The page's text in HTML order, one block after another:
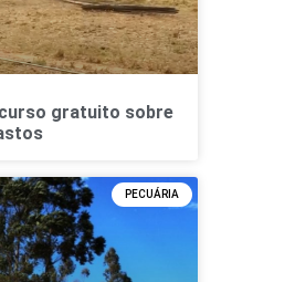
gratuito sobre
PECUÁRIA